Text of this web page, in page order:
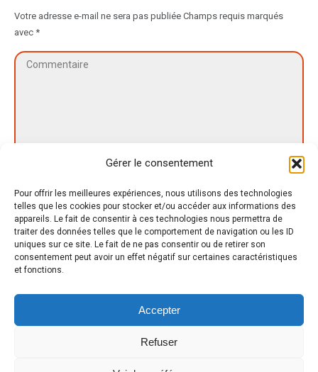
Gérer le consentement
Pour offrir les meilleures expériences, nous utilisons des technologies
telles que les cookies pour stocker et/ou accéder aux informations des
appareils. Le fait de consentir à ces technologies nous permettra de
traiter des données telles que le comportement de navigation ou les ID
uniques sur ce site. Le fait de ne pas consentir ou de retirer son
consentement peut avoir un effet négatif sur certaines caractéristiques
et fonctions.
Accepter
Refuser
Votre adresse e-mail ne sera pas publiée Champs requis marqués
avec *
Commentaire
Nom *
E-mail *
Site Web
Save my name, email, and website in this browser for the next time I